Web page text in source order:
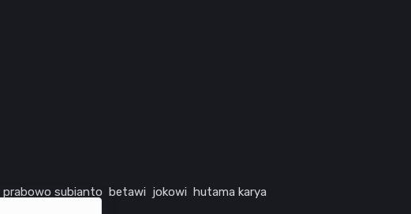
prabowo subianto betawi jokowi hutama karya